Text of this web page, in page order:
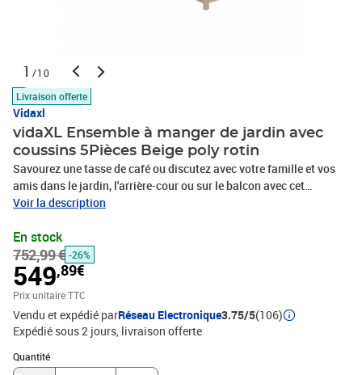
1 /10
Livraison offerte
Vidaxl
vidaXL Ensemble à manger de jardin avec
coussins 5Pièces Beige poly rotin
Savourez une tasse de café ou discutez avec votre famille et vos
amis dans le jardin, l'arrière-cour ou sur le balcon avec cet
ensemble de salle à manger de jardin confortable ! Matériau
rotin, est un matériau synthétique solide et nécessitant peu
d'entretien qui ressemble au rotin naturel. Il est léger, facile à
nettoyer et couramment utilisé pour les meubles d'extérieur en
raison de sa durabilité et de ses propriétés de résistance aux
intempéries.Dossier et repose-pied réglables : ce siège de jardin
est doté d'une poignée. Vous pouvez régler le dossier et le repose-
pied dans n'importe quelle position en tirant sur la poignée, et les
remettre rapidement dans leur position initiale.Expérience d'assise
Voir la description
En stock
752,99 € -26%
549,89€
Prix unitaire TTC
Vendu et expédié parRéseau Electronique3.75/5(106)
Expédié sous 2 jours livraison offerte
Quantité
Quantité : 1